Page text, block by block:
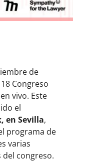
de
Congreso
vivo. Este
el
en Sevilla,
programa de
varias
del congreso.